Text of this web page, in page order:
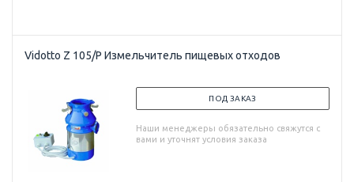
Vidotto Z 105/P Измельчитель пищевых отходов
ПОД ЗАКАЗ
Наши менеджеры обязательно свяжутся с
вами и уточнят условия заказа